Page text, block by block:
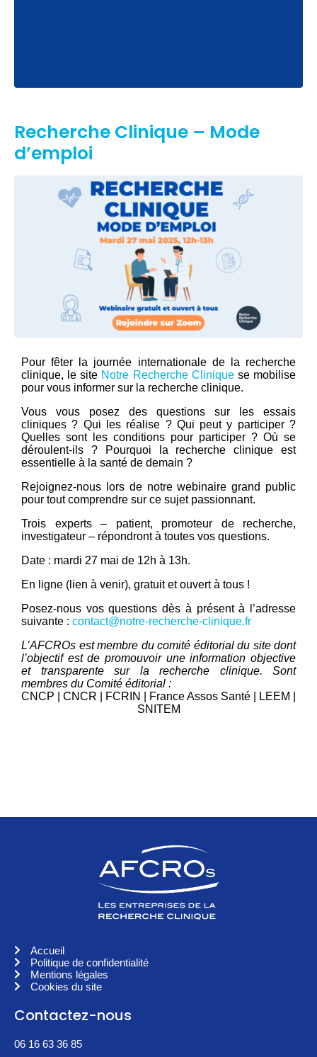
Recherche Clinique – Mode
d’emploi
Pour fêter la journée internationale de la recherche
clinique, le site Notre Recherche Cliniquese mobilise
pour vous informer sur la recherche clinique.
Vous vous posez des questions sur les essais
cliniques ? Qui les réalise ? Qui peut y participer ?
Quelles sont les conditions pour participer ? Où se
déroulent-ils ? Pourquoi la recherche clinique est
essentielle à la santé de demain ?
Rejoignez-nous lors de notre webinaire grand public
pour tout comprendre sur ce sujet passionnant.
Trois experts – patient, promoteur de recherche,
investigateur – répondront à toutes vos questions.
Date : mardi 27 mai de 12h à 13h.
En ligne (lien à venir), gratuit et ouvert à tous !
Posez-nous vos questions dès à présent à l’adresse
suivante : contact@notre-recherche-clinique.fr
L’AFCROs est membre du comité éditorial du site dont
l’objectif est de promouvoir une information objective
et transparente sur la recherche clinique. Sont
membres du Comité éditorial :
CNCP | CNCR | FCRIN | France Assos Santé | LEEM |
SNITEM
Accueil
Politique de confidentialité
Mentions légales
Cookies du site
Contactez-nous
06 16 63 36 85